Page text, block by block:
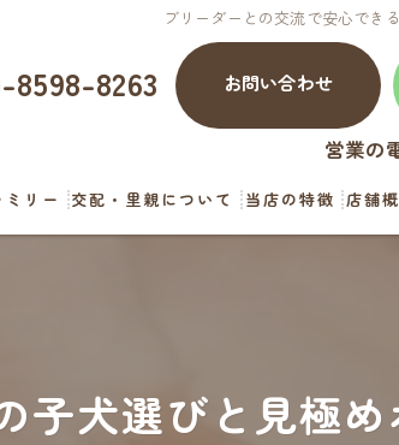
ブリーダーとの交流で安心でき
8598-8263 お問い合わせ
営業の
リー 交配・里親について 当店の特徴 店舗
子犬選びと見極め